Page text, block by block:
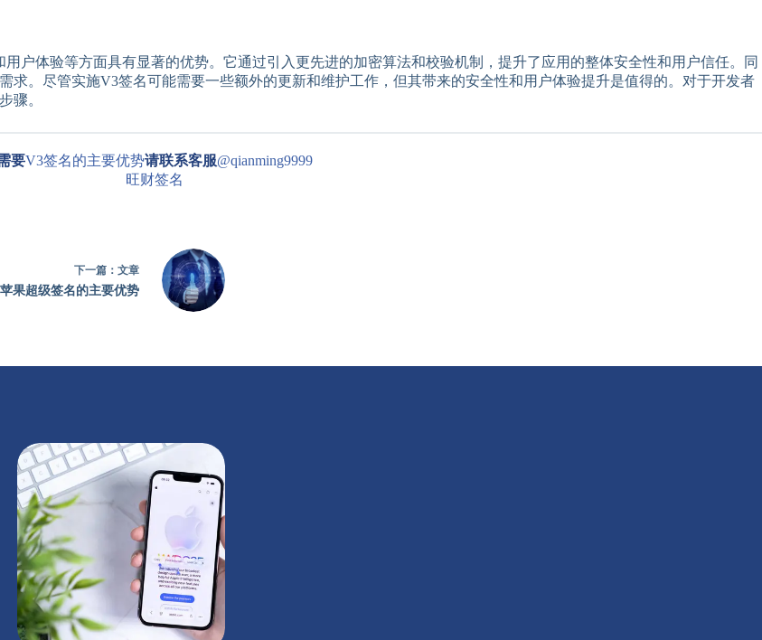
户体验等方面具有显著的优势。它通过引入更先进的加密算法和校验机制，提升了应用的整体安全性和用户信任。同
求。尽管实施V3签名可能需要一些额外的更新和维护工作，但其带来的安全性和用户体验提升是值得的。对于开发者
骤。
要V3签名的主要优势请联系客服@qianming9999
旺财签名
下一篇： 文章
苹果超级签名的主要优势